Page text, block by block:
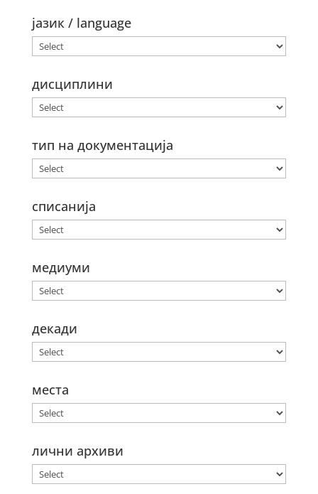
јазик / language
дисциплини
тип на документација
списанија
медиуми
декади
места
лични архиви